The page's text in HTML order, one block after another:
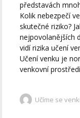
představách
Kolik nebezpečí
skutečné riziko?
nejpovolanějších
vidí rizika učení
Učení venku je
venkovní
Učíme se